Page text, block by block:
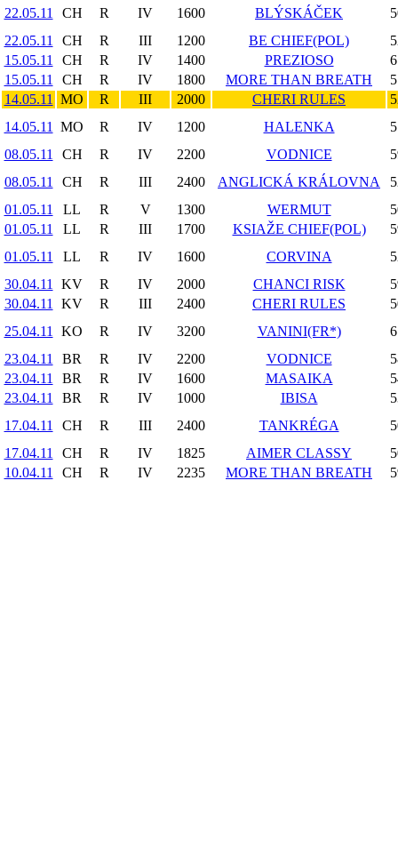
22.05.11 CH R IV 1600 BLÝSKÁČEK
22.05.11
CH R III 1200 BE CHIEF(POL)
15.05.11
CH R IV 1400 PREZIOSO
15.05.11
CH R IV 1800 MORE THAN BREATH
14.05.11
MO R III 2000 CHERI RULES
14.05.11
MO R IV 1200 HALENKA
08.05.11
CH R IV 2200 VODNICE
08.05.11
CH R III 2400 ANGLICKÁ KRÁLOVNA
01.05.11
LL R V 1300 WERMUT
01.05.11
LL R III 1700 KSIAŽE CHIEF(POL)
01.05.11
LL R IV 1600 CORVINA
30.04.11
KV R IV 2000 CHANCI RISK
30.04.11
KV R III 2400 CHERI RULES
25.04.11
KO R IV 3200 VANINI(FR*)
23.04.11
BR R IV 2200 VODNICE
23.04.11
BR R IV 1600 MASAIKA
23.04.11
BR R IV 1000 IBISA
17.04.11
CH R III 2400 TANKRÉGA
17.04.11
CH R IV 1825 AIMER CLASSY
10.04.11
CH R IV 2235 MORE THAN BREATH